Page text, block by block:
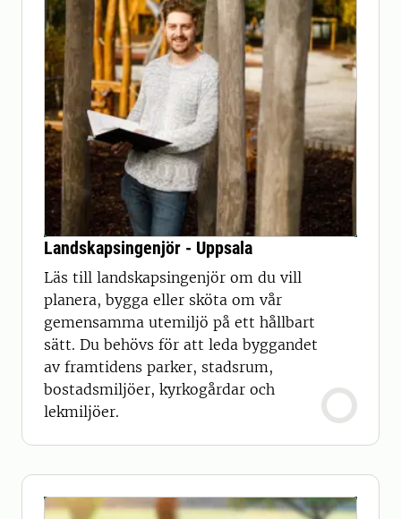
Landskapsingenjör - Uppsala
Läs till landskapsingenjör om du vill
planera, bygga eller sköta om vår
gemensamma utemiljö på ett hållbart
sätt. Du behövs för att leda byggandet
av framtidens parker, stadsrum,
bostadsmiljöer, kyrkogårdar och
lekmiljöer.